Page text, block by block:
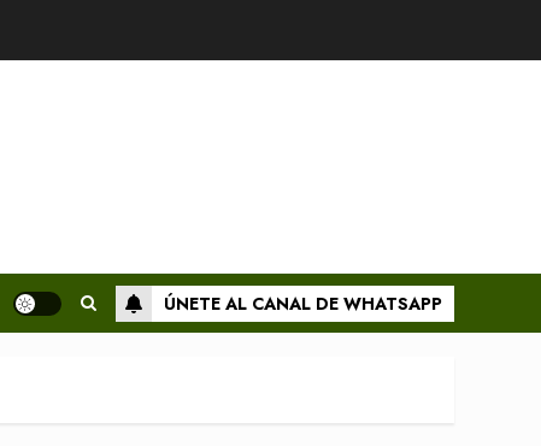
ÚNETE AL CANAL DE WHATSAPP